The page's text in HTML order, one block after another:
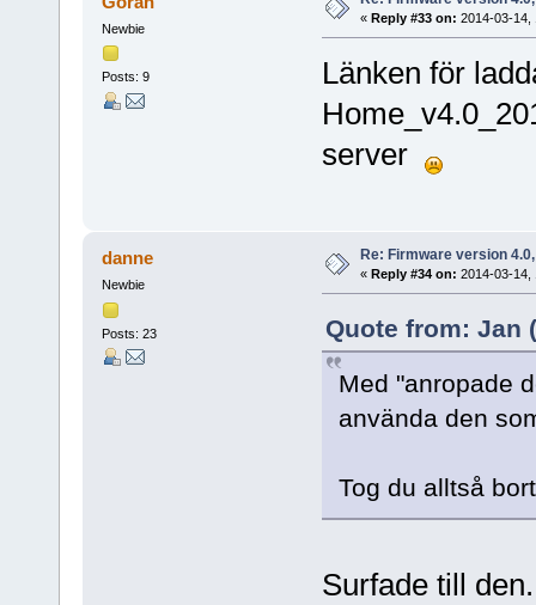
Newbie
Posts: 9
« Reply #33 on: 2014-03-14,
Länken för
server
danne
Newbie
Posts: 23
Re: Firmware version
« Reply #34 on: 2014-03-14,
Quote from: Jan
Med "anropade
använda den
Tog du alltså
Surfade till